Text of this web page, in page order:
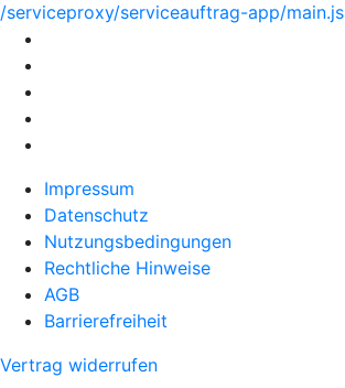
/serviceproxy/serviceauftrag-app/main.js
Impressum
Datenschutz
Nutzungsbedingungen
Rechtliche Hinweise
AGB
Barrierefreiheit
Vertrag widerrufen